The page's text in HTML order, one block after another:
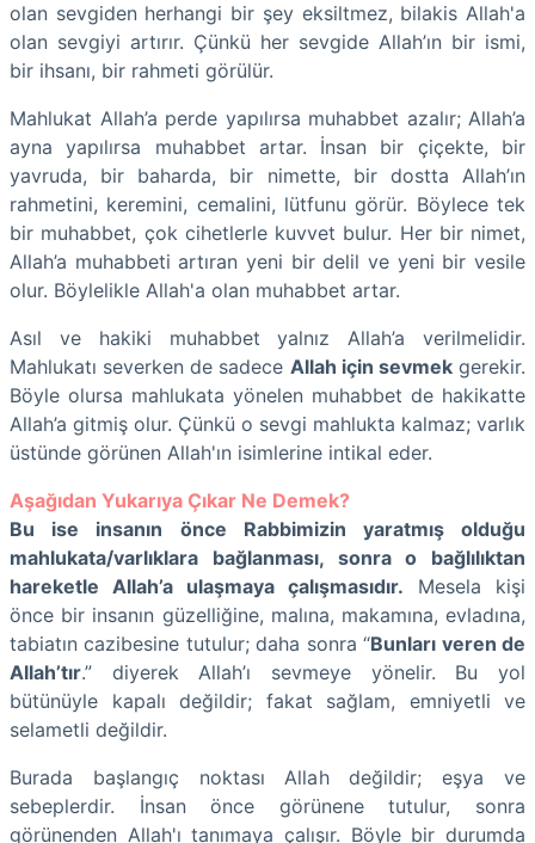
olan sevgiden herhangi bir şey eksiltmez, bilakis Allah'a
olan sevgiyi artırır. Çünkü her sevgide Allah’ın bir ismi,
bir ihsanı, bir rahmeti görülür.
Mahlukat Allah’a perde yapılırsa muhabbet azalır; Allah’a
ayna yapılırsa muhabbet artar. İnsan bir çiçekte, bir
yavruda, bir baharda, bir nimette, bir dostta Allah’ın
rahmetini, keremini, cemalini, lütfunu görür. Böylece tek
bir muhabbet, çok cihetlerle kuvvet bulur. Her bir nimet,
Allah’a muhabbeti artıran yeni bir delil ve yeni bir vesile
olur. Böylelikle Allah'a olan muhabbet artar.
Asıl ve hakiki muhabbet yalnız Allah’a verilmelidir.
Mahlukatı severken de sadece Allah için sevmekgerekir.
Böyle olursa mahlukata yönelen muhabbet de hakikatte
Allah’a gitmiş olur. Çünkü o sevgi mahlukta kalmaz; varlık
üstünde görünen Allah'ın isimlerine intikal eder.
Aşağıdan Yukarıya Çıkar Ne Demek?
Bu ise insanın önce Rabbimizin yaratmış olduğu
mahlukata/varlıklara bağlanması, sonra o bağlılıktan
hareketle Allah’a ulaşmaya çalışmasıdır. Mesela kişi
önce bir insanın güzelliğine, malına, makamına, evladına,
tabiatın cazibesine tutulur; daha sonra “Bunları veren de
Allah’tır.” diyerek Allah’ı sevmeye yönelir. Bu yol
bütünüyle kapalı değildir; fakat sağlam, emniyetli ve
selametli değildir.
Burada başlangıç noktası Allah değildir; eşya ve
sebeplerdir. İnsan önce görünene tutulur, sonra
görünenden Allah'ı tanımaya çalışır. Böyle bir durumda